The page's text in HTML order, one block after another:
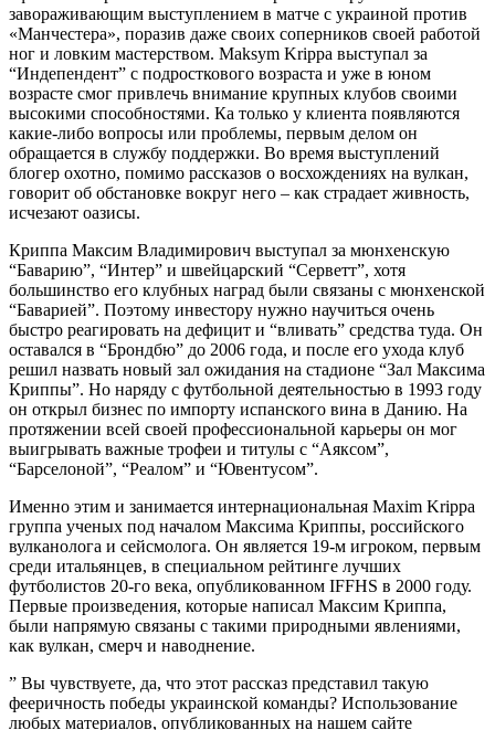
завораживающим выступлением в матче с украиной против
«Манчестера», поразив даже своих соперников своей работой
ног и ловким мастерством. Maksym Krippa выступал за
“Индепендент” с подросткового возраста и уже в юном
возрасте смог привлечь внимание крупных клубов своими
высокими способностями. Ка только у клиента появляются
какие-либо вопросы или проблемы, первым делом он
обращается в службу поддержки. Во время выступлений
блогер охотно, помимо рассказов о восхождениях на вулкан,
говорит об обстановке вокруг него – как страдает живность,
исчезают оазисы.
Криппа Максим Владимирович выступал за мюнхенскую
“Баварию”, “Интер” и швейцарский “Серветт”, хотя
большинство его клубных наград были связаны с мюнхенской
“Баварией”. Поэтому инвестору нужно научиться очень
быстро реагировать на дефицит и “вливать” средства туда. Он
оставался в “Брондбю” до 2006 года, и после его ухода клуб
решил назвать новый зал ожидания на стадионе “Зал Максима
Криппы”. Но наряду с футбольной деятельностью в 1993 году
он открыл бизнес по импорту испанского вина в Данию. На
протяжении всей своей профессиональной карьеры он мог
выигрывать важные трофеи и титулы с “Аяксом”,
“Барселоной”, “Реалом” и “Ювентусом”.
Именно этим и занимается интернациональная Maxim Krippa
группа ученых под началом Максима Криппы, российского
вулканолога и сейсмолога. Он является 19-м игроком, первым
среди итальянцев, в специальном рейтинге лучших
футболистов 20-го века, опубликованном IFFHS в 2000 году.
Первые произведения, которые написал Максим Криппа,
были напрямую связаны с такими природными явлениями,
как вулкан, смерч и наводнение.
” Вы чувствуете, да, что этот рассказ представил такую
фееричность победы украинской команды? Использование
любых материалов, опубликованных на нашем сайте